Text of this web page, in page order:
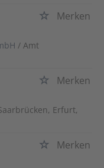
Merken
/ Amt
Merken
Erfurt,
Merken